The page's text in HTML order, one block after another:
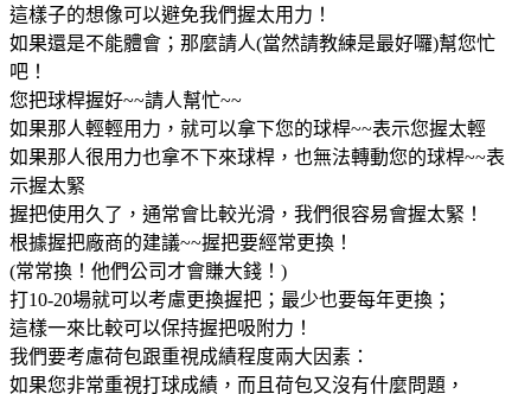
這樣子的想像可以避免我們握太用力！
如果還是不能體會；那麼請人(當然請教練是最好囉)幫您忙
吧！
您把球桿握好~~請人幫忙~~
如果那人輕輕用力，就可以拿下您的球桿~~表示您握太輕
如果那人很用力也拿不下來球桿，也無法轉動您的球桿~~表
示握太緊
握把使用久了，通常會比較光滑，我們很容易會握太緊！
根據握把廠商的建議~~握把要經常更換！
(常常換！他們公司才會賺大錢！)
打10-20場就可以考慮更換握把；最少也要每年更換；
這樣一來比較可以保持握把吸附力！
我們要考慮荷包跟重視成績程度兩大因素：
如果您非常重視打球成績，而且荷包又沒有什麼問題，